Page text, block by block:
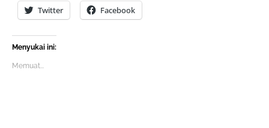
Twitter Facebook
Menyukai ini:
Memuat...